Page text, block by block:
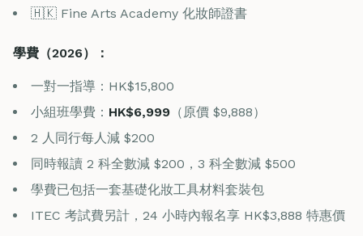
🇭🇰 Fine Arts Academy 化妝師證書
學費（2026）：
一對一指導：HK$15,800
小組班學費： HK$6,999 （原價 $9,888）
2 人同行每人減 $200
同時報讀 2 科全數減 $200，3 科全數減 $500
學費已包括一套基礎化妝工具材料套裝包
ITEC 考試費另計，24 小時內報名享 HK$3,888 特惠價